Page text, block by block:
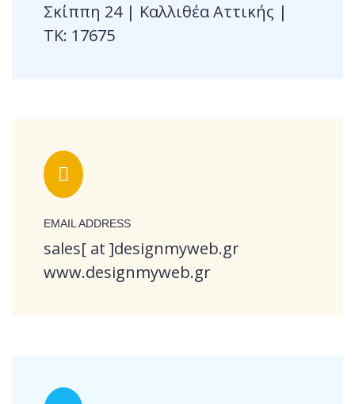
Σκίππη 24 | Καλλιθέα Αττικής |
ΤΚ: 17675
EMAIL ADDRESS
sales[ at ]designmyweb.gr
www.designmyweb.gr